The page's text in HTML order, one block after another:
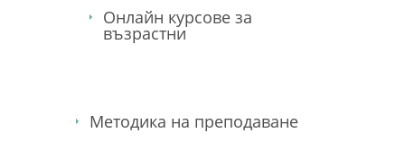
Онлайн курсове за
възрастни
Методика на преподаване